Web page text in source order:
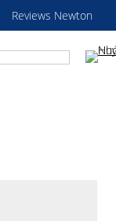
Reviews Newton